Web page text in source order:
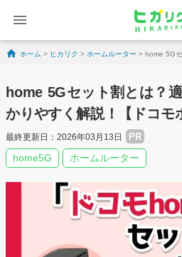
Skip to content
ホーム > ヒカリク > ホームルーター > home 5G
home 5Gセット割とは？
かりやすく解説！【ドコモ
最終更新日：2026年03月13日 PR
home5G ホームルーター